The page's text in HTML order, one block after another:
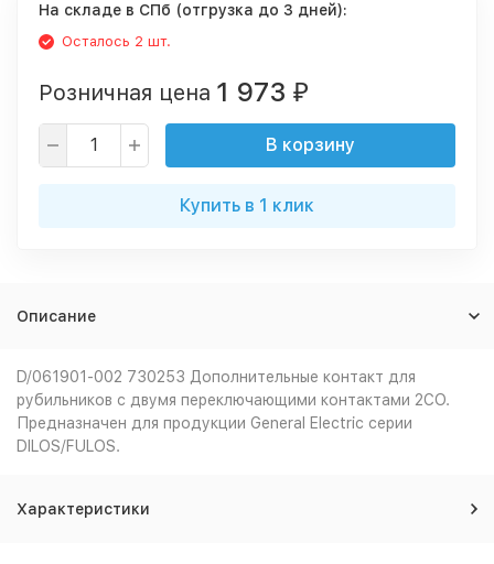
На складе в СПб (отгрузка до 3 дней):
Осталось 2 шт.
Розничная цена 1 973 ₽
В корзину
Купить в 1 клик
Описание
D/061901-002 730253 Дополнительные контакт для
рубильников с двумя переключающими контактами 2CO.
Предназначен для продукции General Electric серии
DILOS/FULOS.
Характеристики